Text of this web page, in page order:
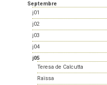
Septembre
j01
j02
j03
j04
j05
Teresa de Calcutta
Raïssa